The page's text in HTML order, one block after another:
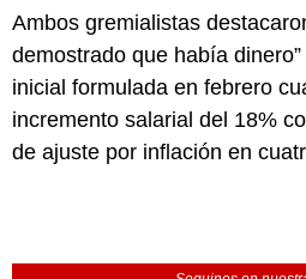
Ambos gremialistas
demostrado que había
inicial formulada en febrero
incremento salarial del 18%
de ajuste por inflación en